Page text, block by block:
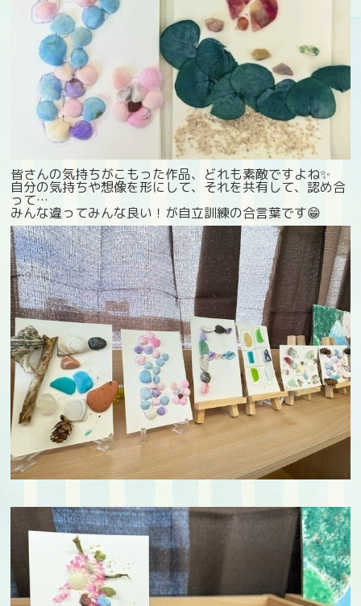
皆さんの気持ちがこもった作品、どれも素敵ですよね✨
自分の気持ちや想像を形にして、それを共有して、認め合
って…
みんな違ってみんな良い！が自立訓練の合言葉です😁